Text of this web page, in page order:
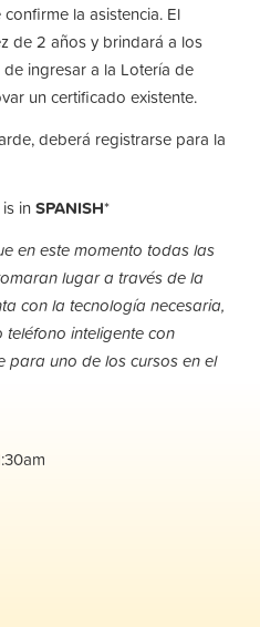
la asistencia. El
de 2 años y brindará a los
ingresar a la Lotería de
un certificado existente.
deberá registrarse para la
inSPANISH*
en este momento todas las
lugar a través de la
con la tecnología necesaria,
inteligente con
uno de los cursos en el